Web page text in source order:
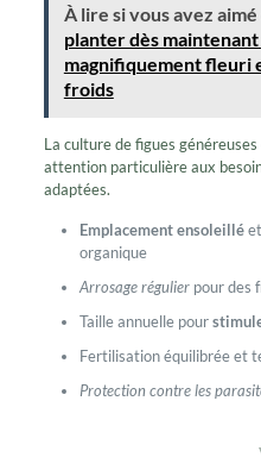
À lire si vous avez
planter dès
magnifiquement fleuri
froids
La culture de figues
attention particulière aux
adaptées.
Emplacement ensoleilléet
organique
Arrosage régulierpour des
Taille annuelle pour
Fertilisation équilibrée et
Protection contre les